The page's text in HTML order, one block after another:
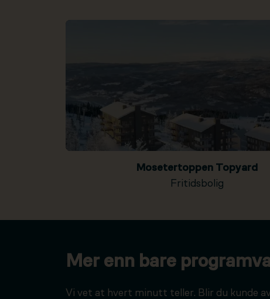
Mosetertoppen Topyard
Fritidsbolig
Mer enn bare
Vi vet at hvert minutt teller. Blir du kunde